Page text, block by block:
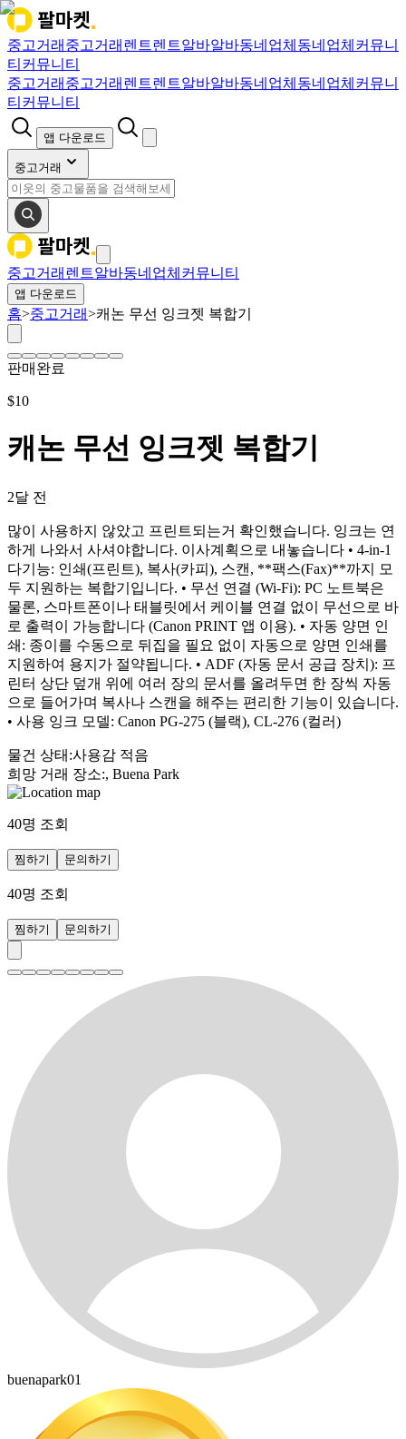
중고거래 중고거래 렌트렌트알바알바동네업체 동네업체 커뮤니
티 커뮤니티
중고거래 중고거래 렌트렌트알바알바동네업체 동네업체 커뮤니
티 커뮤니티
앱 다운로드
중고거래
중고거래 렌트알바동네업체 커뮤니티
앱 다운로드
홈>중고거래>캐논 무선 잉크젯 복합기
판매완료
$10
캐논 무선 잉크젯 복합기
2달 전
많이 사용하지 않았고 프린트되는거 확인했습니다. 잉크는 연
하게 나와서 사셔야합니다. 이사계획으로 내놓습니다 • 4-in-1
다기능: 인쇄(프린트), 복사(카피), 스캔, **팩스(Fax)**까지 모
두 지원하는 복합기입니다. • 무선 연결 (Wi-Fi): PC 노트북은
물론, 스마트폰이나 태블릿에서 케이블 연결 없이 무선으로 바
로 출력이 가능합니다 (Canon PRINT 앱 이용). • 자동 양면 인
쇄: 종이를 수동으로 뒤집을 필요 없이 자동으로 양면 인쇄를
지원하여 용지가 절약됩니다. • ADF (자동 문서 공급 장치): 프
린터 상단 덮개 위에 여러 장의 문서를 올려두면 한 장씩 자동
으로 들어가며 복사나 스캔을 해주는 편리한 기능이 있습니다.
• 사용 잉크 모델: Canon PG-275 (블랙), CL-276 (컬러)
물건 상태 :사용감 적음
희망 거래 장소:, Buena Park
40명 조회
찜하기 문의하기
40명 조회
찜하기 문의하기
buenapark01